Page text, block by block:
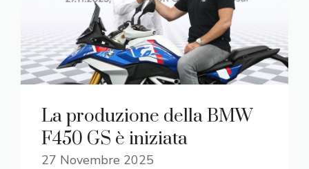
La produzione della BMW
F450 GS è iniziata
27 Novembre 2025